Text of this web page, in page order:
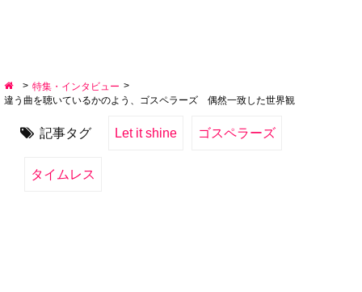
> 特集・インタビュー >
違う曲を聴いているかのよう、ゴスペラーズ 偶然一致した世界観
記事タグ Let it shine ゴスペラーズ
タイムレス